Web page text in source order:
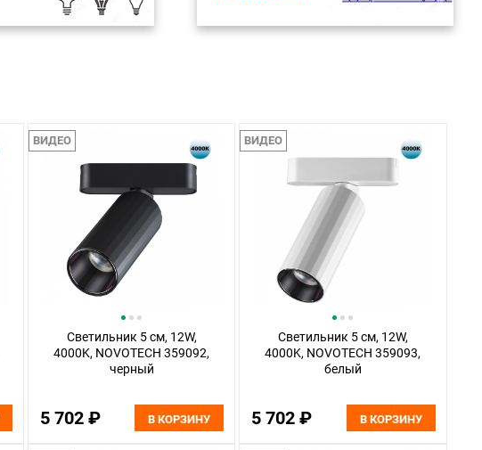
ВИДЕО
Светильник 5 см, 12W,
4000K, NOVOTECH 359092,
черный
5 702 ₽ В КОРЗИНУ
ВИДЕО
Светильник 5 см, 12W,
4000K, NOVOTECH 359093,
белый
5 702 ₽ В КОРЗИНУ